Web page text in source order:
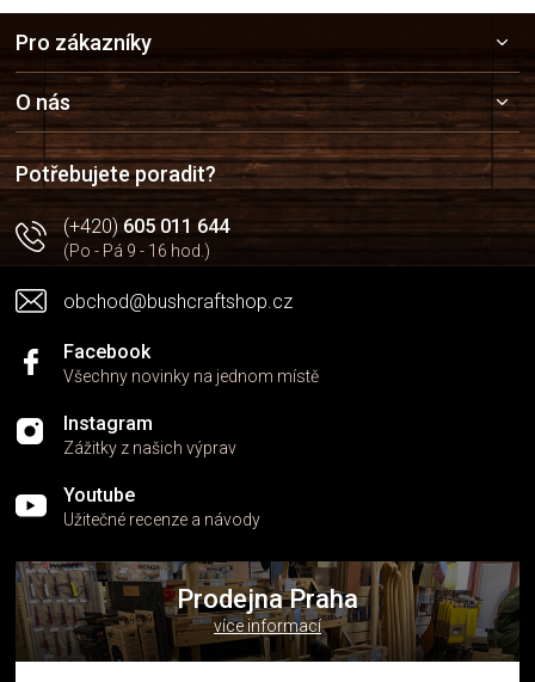
a
t
í
Pro zákazníky
O nás
Potřebujete poradit?
(+420)605 011 644
(Po - Pá 9 - 16 hod.)
obchod@bushcraftshop.cz
Facebook
Všechny novinky na jednom místě
Instagram
Zážitky z našich výprav
Youtube
Užitečné recenze a návody
Prodejna Praha
více informací